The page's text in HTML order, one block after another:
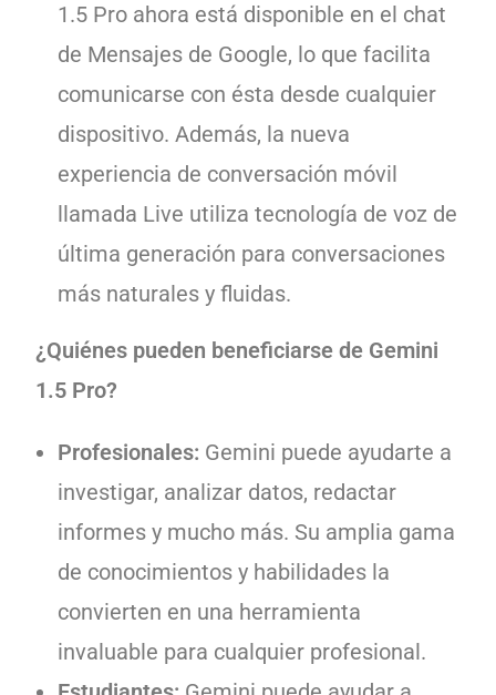
1.5 Pro ahora está disponible en el chat
de Mensajes de Google, lo que facilita
comunicarse con ésta desde cualquier
dispositivo. Además, la nueva
experiencia de conversación móvil
llamada Live utiliza tecnología de voz de
última generación para conversaciones
más naturales y fluidas.
¿Quiénes pueden beneficiarse de Gemini
1.5 Pro?
Profesionales: Gemini puede ayudarte a
investigar, analizar datos, redactar
informes y mucho más. Su amplia gama
de conocimientos y habilidades la
convierten en una herramienta
invaluable para cualquier profesional.